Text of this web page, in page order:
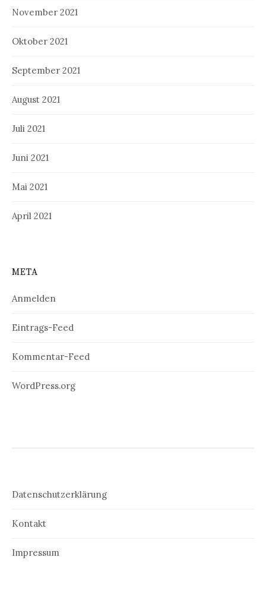
November 2021
Oktober 2021
September 2021
August 2021
Juli 2021
Juni 2021
Mai 2021
April 2021
META
Anmelden
Eintrags-Feed
Kommentar-Feed
WordPress.org
Datenschutzerklärung
Kontakt
Impressum